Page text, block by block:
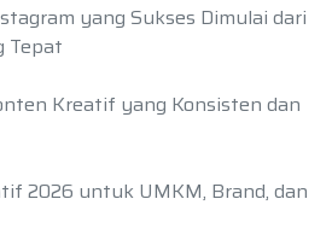
yang Sukses Dimulai dari
Tepat
Kreatif yang Konsisten dan
2026 untuk UMKM, Brand, dan